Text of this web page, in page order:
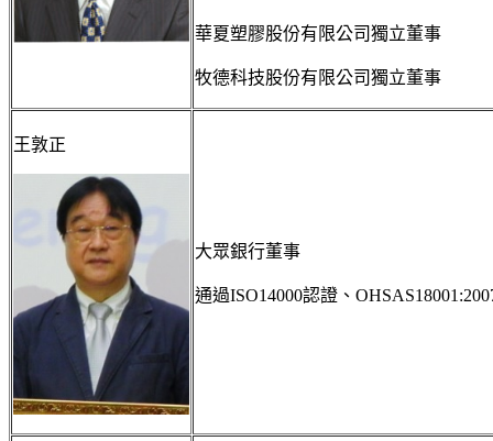
華夏塑膠股份有限公司獨立董事
牧德科技股份有限公司獨立董事
王敦正
大眾銀行董事
通過ISO14000認證、